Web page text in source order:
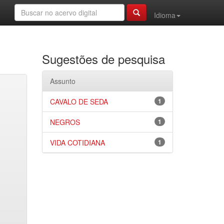
Idioma
Sugestões de pesquisa
Assunto
1
CAVALO DE SEDA
1
NEGROS
1
VIDA COTIDIANA